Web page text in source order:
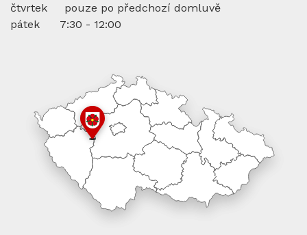
čtvrtek pouze po předchozí domluvě
pátek 7:30 - 12:00